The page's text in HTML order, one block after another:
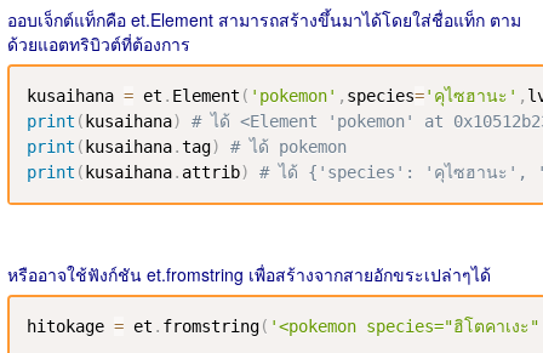
ออบเจ็กต์แท็กคือ et.Element สามารถสร้างขึ้นมาได้โดยใส่ชื่อแท็ก ตาม
ด้วยแอตทริบิวต์ที่ต้องการ
kusaihana = et . Element ( 'pokemon' , species='คุไซฮานะ' ,
print ( kusaihana)
# ได้ <Element 'pokemon' at
print ( kusaihana.tag)
# ได้ pokemon
print ( kusaihana. attrib) # ได้ {'species': 'คุไซฮานะ
หรืออาจใช้ฟังก์ชัน et.fromstring เพื่อสร้างจากสายอักขระเปล่าๆได้
hitokage = et . fromstring( '<pokemon species="ฮิโตคาเ